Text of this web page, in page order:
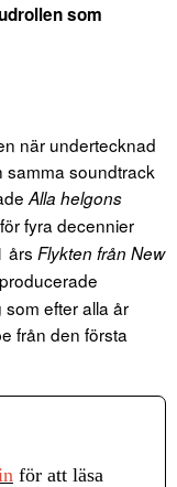
som
när undertecknad
samma soundtrack
Alla helgons
fyra decennier
års Flykten från New
efter alla år
från den första
för att läsa